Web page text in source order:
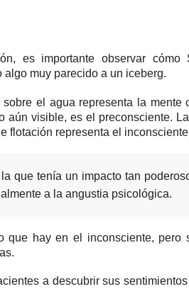
es importante observar cómo
muy parecido a un iceberg.
el agua representa la mente
aún visible, es el preconsciente.
flotación representa el inconsciente
que tenía un impacto tan
a la angustia psicológica.
que hay en el inconsciente, pero
a descubrir sus